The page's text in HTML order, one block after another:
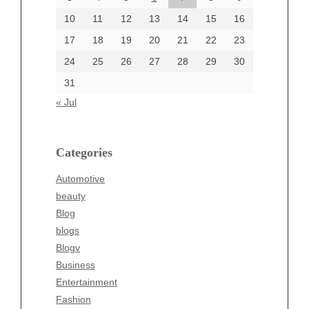
10
11 12 13 14 15
16
17
18 19 20 21 22
23
24
25 26 27 28 29
30
31
« Jul
Categories
Automotive
beauty
Blog
blogs
Blogv
Business
Entertainment
Fashion
Categories
beauty
Business
Entertainment
Fashion
Finance
Food
Health
Health & Wellness
News